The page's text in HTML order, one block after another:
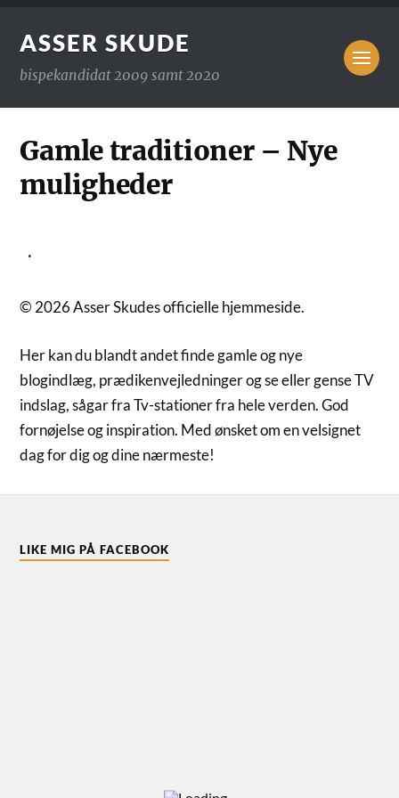
ASSER SKUDE
bispekandidat 2009 samt 2020
Gamle traditioner – Nye
muligheder
·
© 2026 Asser Skudes officielle hjemmeside.
Her kan du blandt andet finde gamle og nye
blogindlæg, prædikenvejledninger og se eller gense TV
indslag, sågar fra Tv-stationer fra hele verden. God
fornøjelse og inspiration. Med ønsket om en velsignet
dag for dig og dine nærmeste!
LIKE MIG PÅ FACEBOOK